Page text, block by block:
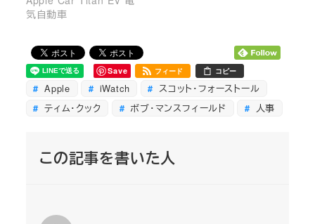
気自動車
Save フィード コピー
Apple iWatch
スコット・フォーストール
ティム・クック
ボブ・マンスフィールド 人事
この記事を書いた人